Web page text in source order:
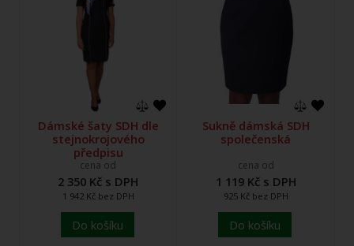
Dámské šaty SDH dle
stejnokrojového
předpisu
cena od
2 350 Kč s DPH
1 942 Kč bez DPH
Do košíku
Sukně dámská SDH
společenská
cena od
1 119 Kč s DPH
925 Kč bez DPH
Do košíku